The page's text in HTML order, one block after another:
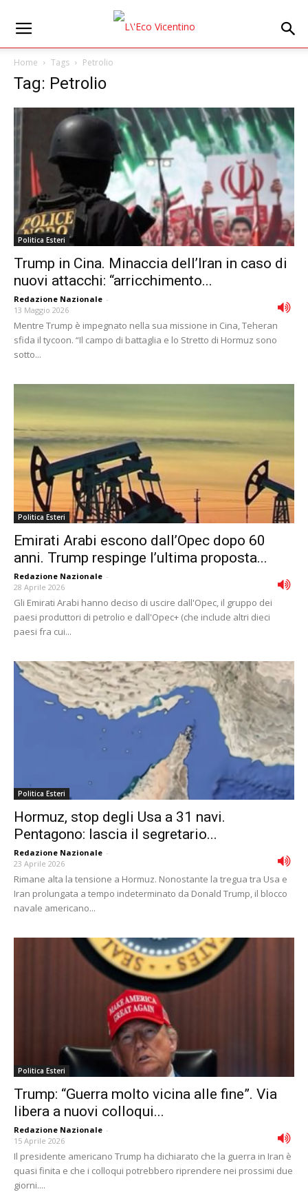
Home Tags Petrolio
Tag: Petrolio
Politica Esteri
Trump in Cina. Minaccia dell’Iran in caso di
nuovi attacchi: “arricchimento...
Redazione Nazionale -
13 Maggio 2026
Mentre Trump è impegnato nella sua missione in Cina, Teheran
sfida il tycoon. “Il campo di battaglia e lo Stretto di Hormuz sono
sotto...
Politica Esteri
Emirati Arabi escono dall’Opec dopo 60
anni. Trump respinge l’ultima proposta...
Redazione Nazionale -
28 Aprile 2026
Gli Emirati Arabi hanno deciso di uscire dall'Opec, il gruppo dei
paesi produttori di petrolio e dall'Opec+ (che include altri dieci
paesi fra cui...
Politica Esteri
Hormuz, stop degli Usa a 31 navi.
Pentagono: lascia il segretario...
Redazione Nazionale -
23 Aprile 2026
Rimane alta la tensione a Hormuz. Nonostante la tregua tra Usa e
Iran prolungata a tempo indeterminato da Donald Trump, il blocco
navale americano...
Politica Esteri
Trump: “Guerra molto vicina alle fine”. Via
libera a nuovi colloqui...
Redazione Nazionale -
15 Aprile 2026
Il presidente americano Trump ha dichiarato che la guerra in Iran è
quasi finita e che i colloqui potrebbero riprendere nei prossimi due
giorni....